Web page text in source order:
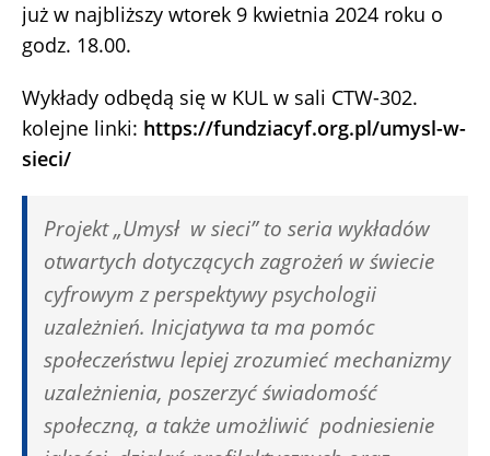
już w najbliższy wtorek 9 kwietnia 2024 roku o
godz. 18.00.
Wykłady odbędą się w KUL w sali CTW-302.
kolejne linki: https://fundziacyf.org.pl/umysl-w-
sieci/
Projekt „Umysł w sieci” to seria wykładów
otwartych dotyczących zagrożeń w świecie
cyfrowym z perspektywy psychologii
uzależnień. Inicjatywa ta ma pomóc
społeczeństwu lepiej zrozumieć mechanizmy
uzależnienia, poszerzyć świadomość
społeczną, a także umożliwić podniesienie